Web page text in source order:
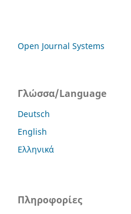
Open Journal Systems
Γλώσσα/Language
Deutsch
English
Ελληνικά
Πληροφορίες